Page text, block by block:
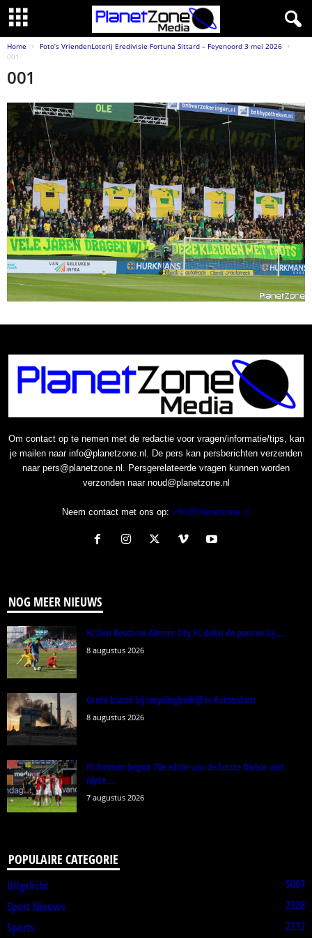
Home
Foto’s VriendenLoterij Eredivisie Fortuna Sittard – Feyenoord 3 mei 2026
001
001
Om contact op te nemen met de redactie voor vragen/informatie/tips, kan
je mailen naar info@planetzone.nl. De pers kan persberichten verzenden
naar pers@planetzone.nl. Persgerelateerde vragen kunnen worden
verzonden naar noud@planetzone.nl
Neem contact met ons op: Info@planetzone.nl
NOG MEER NIEUWS
FC Den Bosch en Almere City FC delen de punten bij...
8 augustus 2026
Grote brand bij recyclingbedrijf in Rotterdam
8 augustus 2026
FC Emmen begint 70e editie van de Eerste Divisie met
nipte...
7 augustus 2026
POPULAIRE CATEGORIE
Uitgelicht
5007
Sport Nieuws
2328
Sports
2212